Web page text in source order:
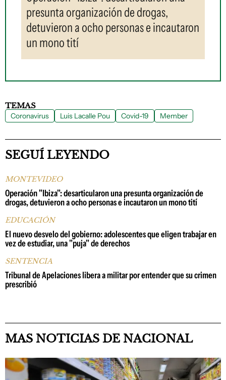
presunta organización de drogas,
detuvieron a ocho personas e incautaron
un mono tití
TEMAS
Coronavirus Luis Lacalle Pou Covid-19 Member
SEGUÍ LEYENDO
MONTEVIDEO
Operación "Ibiza": desarticularon una presunta organización de
drogas, detuvieron a ocho personas e incautaron un mono tití
EDUCACIÓN
El nuevo desvelo del gobierno: adolescentes que eligen trabajar en
vez de estudiar, una "puja" de derechos
SENTENCIA
Tribunal de Apelaciones libera a militar por entender que su crimen
prescribió
MAS NOTICIAS DE NACIONAL